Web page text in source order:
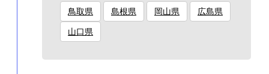
鳥取県 島根県 岡山県 広島県
山口県